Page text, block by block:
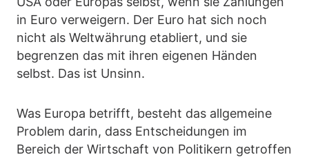
in Euro verweigern. Der Euro hat sich noch
nicht als Weltwährung etabliert, und sie
begrenzen das mit ihren eigenen Händen
selbst. Das ist Unsinn.
Was Europa betrifft, besteht das allgemeine
Problem darin, dass Entscheidungen im
Bereich der Wirtschaft von Politikern getroffen